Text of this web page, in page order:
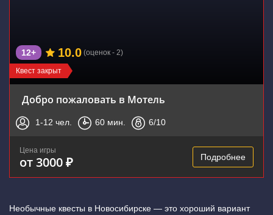
Квест закрыт
12+ 10.0 (оценок - 2)
Добро пожаловать в Мотель
1-12 чел. 60 мин. 6/10
Цена игры
от 3000 ₽ Подробнее
Необычные квесты в Новосибирске — это хороший вариант